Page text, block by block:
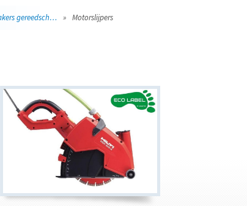
Stratenmakers gereedschap » Motorslijpers